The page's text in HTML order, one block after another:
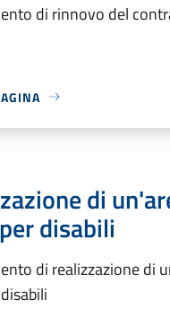
di rinnovo del
di
disabili
di realizzazione di